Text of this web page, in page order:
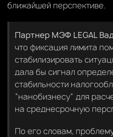
ближайшей перспективе.
Партнер МЭФ LEGAL
что фиксация лимита
стабилизировать
дала бы сигнал
стабильности
“нанобизнесу” для
на среднесрочную
По его словам,